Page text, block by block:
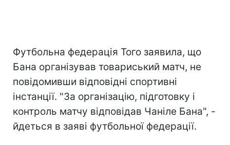
Футбольна федерація Того заявила, що
Бана організував товариський матч, не
повідомивши відповідні спортивні
інстанції. "За організацію, підготовку і
контроль матчу відповідав Чаніле Бана", -
йдеться в заяві футбольної федерації.